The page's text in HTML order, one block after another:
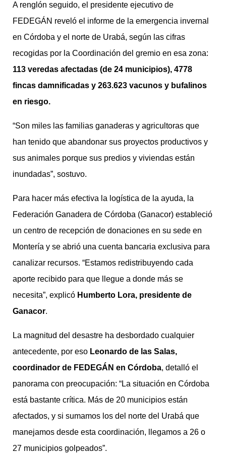
A renglón seguido, el presidente ejecutivo de
FEDEGÁN reveló el informe de la emergencia invernal
en Córdoba y el norte de Urabá, según las cifras
recogidas por la Coordinación del gremio en esa zona:
113 veredas afectadas (de 24 municipios), 4778
fincas damnificadas y 263.623 vacunos y bufalinos
en riesgo.
“Son miles las familias ganaderas y agricultoras que
han tenido que abandonar sus proyectos productivos y
sus animales porque sus predios y viviendas están
inundadas”, sostuvo.
Para hacer más efectiva la logística de la ayuda, la
Federación Ganadera de Córdoba (Ganacor) estableció
un centro de recepción de donaciones en su sede en
Montería y se abrió una cuenta bancaria exclusiva para
canalizar recursos. “Estamos redistribuyendo cada
aporte recibido para que llegue a donde más se
necesita”, explicó Humberto Lora, presidente de
Ganacor.
La magnitud del desastre ha desbordado cualquier
antecedente, por eso Leonardo de las Salas,
coordinador de FEDEGÁN en Córdoba, detalló el
panorama con preocupación: “La situación en Córdoba
está bastante crítica. Más de 20 municipios están
afectados, y si sumamos los del norte del Urabá que
manejamos desde esta coordinación, llegamos a 26 o
27 municipios golpeados”.